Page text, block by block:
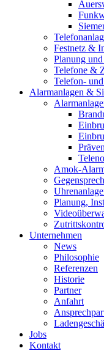
Festnetz &
Planung
Telefone &
Telefon-
Alarmanlagen &
Amok-
Planung,
Unternehmen
News
Philosophie
Referenzen
Historie
Partner
Anfahrt
Jobs
Kontakt